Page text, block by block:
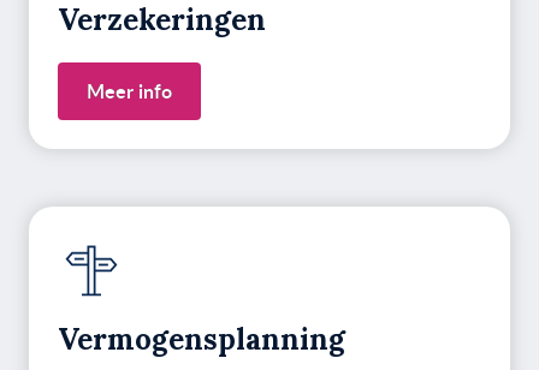
Verzekeringen
Meer info
Vermogens­planning